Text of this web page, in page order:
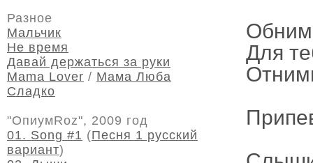
Для
Разное
Мальчик
Не время
Давай держаться за руки
Mama Lover / Мама Люба
Сладко
"ОпиумRoz", 2009 год
01. Song #1 (Песня 1 русский
вариант)